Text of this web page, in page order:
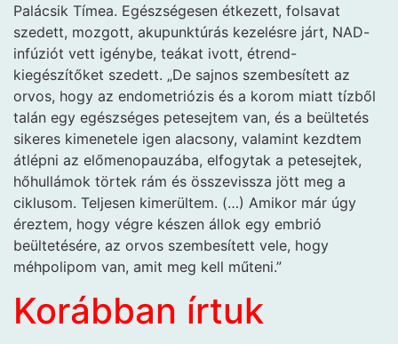
Palácsik Tímea. Egészségesen étkezett, folsavat
szedett, mozgott, akupunktúrás kezelésre járt, NAD-
infúziót vett igénybe, teákat ivott, étrend-
kiegészítőket szedett. „De sajnos szembesített az
orvos, hogy az endometriózis és a korom miatt tízből
talán egy egészséges petesejtem van, és a beültetés
sikeres kimenetele igen alacsony, valamint kezdtem
átlépni az előmenopauzába, elfogytak a petesejtek,
hőhullámok törtek rám és összevissza jött meg a
ciklusom. Teljesen kimerültem. (…) Amikor már úgy
éreztem, hogy végre készen állok egy embrió
beültetésére, az orvos szembesített vele, hogy
méhpolipom van, amit meg kell műteni.”
Korábban írtuk